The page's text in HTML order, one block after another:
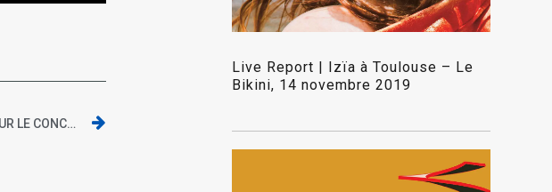
CONCOURS | GAGNEZ VOTRE PLACE POUR LE CONCERT DE MAISSIAT AU BIJOU LE 8 JUIN 2013
Live Report | Izïa à Toulouse – Le
Bikini, 14 novembre 2019